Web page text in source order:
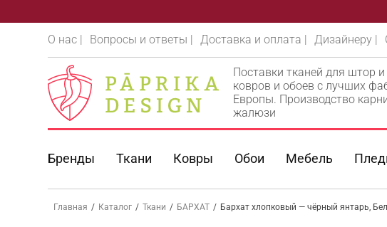
О нас | Вопросы и ответы | Доставка и оплата | Дизайнеру |
Поставки тканей для штор
ковров и обоев с лучших
Европы. Производство
жалюзи
Бренды Ткани Ковры Обои Мебель
Главная / Каталог / Ткани / БАРХАТ / Бархат хлопковый — чёрный янтарь,